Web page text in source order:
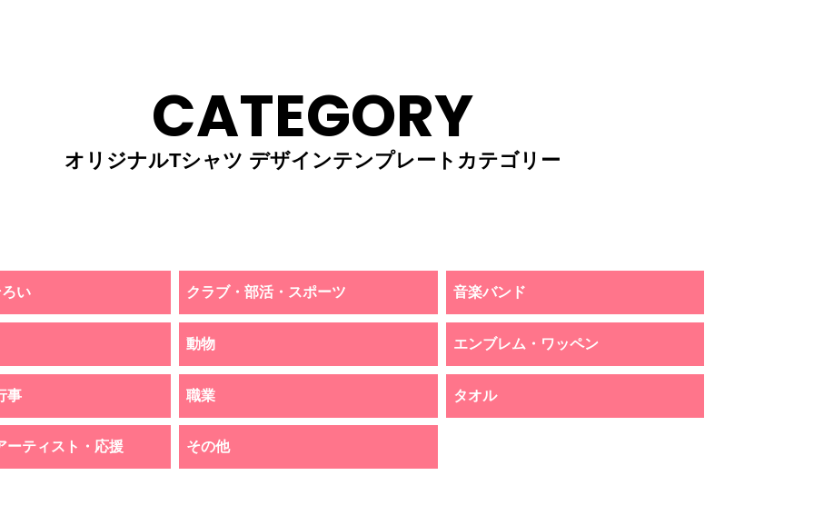
CATEGORY
オリジナルTシャツ デザインテンプレートカテゴリー
い クラブ・部活・スポーツ 音楽バンド
動物 エンブレム・ワッペン
事 職業 タオル
ーティスト・応援 その他